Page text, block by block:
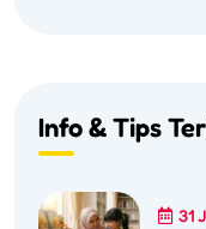
Info & Tips
31